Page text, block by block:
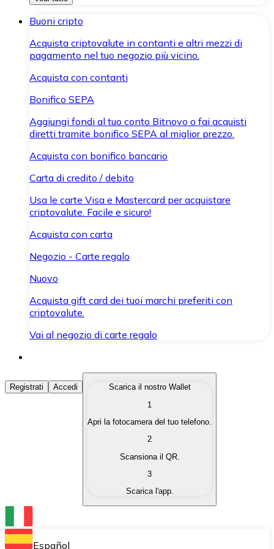
Buoni cripto
Acquista criptovalute in contanti e altri mezzi di
pagamento nel tuo negozio più vicino.
Acquista con contanti
Bonifico SEPA
Aggiungi fondi al tuo conto Bitnovo o fai acquisti
diretti tramite bonifico SEPA al miglior prezzo.
Acquista con bonifico bancario
Carta di credito / debito
Usa le carte Visa e Mastercard per acquistare
criptovalute. Facile e sicuro!
Acquista con carta
Negozio - Carte regalo
Nuovo
Acquista gift card dei tuoi marchi preferiti con
criptovalute.
Vai al negozio di carte regalo
Acquista Criptovalute
Acquista le criptovalute che ti interessano in modo
Converti le tue criptovalute in valuta fiat quando ne
Scambia una criptovaluta con un'altra
Conserva le tue cripto in un Wallet self-custodial.
Registrati Accedi
Scarica il nostro Wallet
1
Apri la fotocamera del tuo telefono.
2
Scansiona il QR.
3
Scarica l'app.
Español